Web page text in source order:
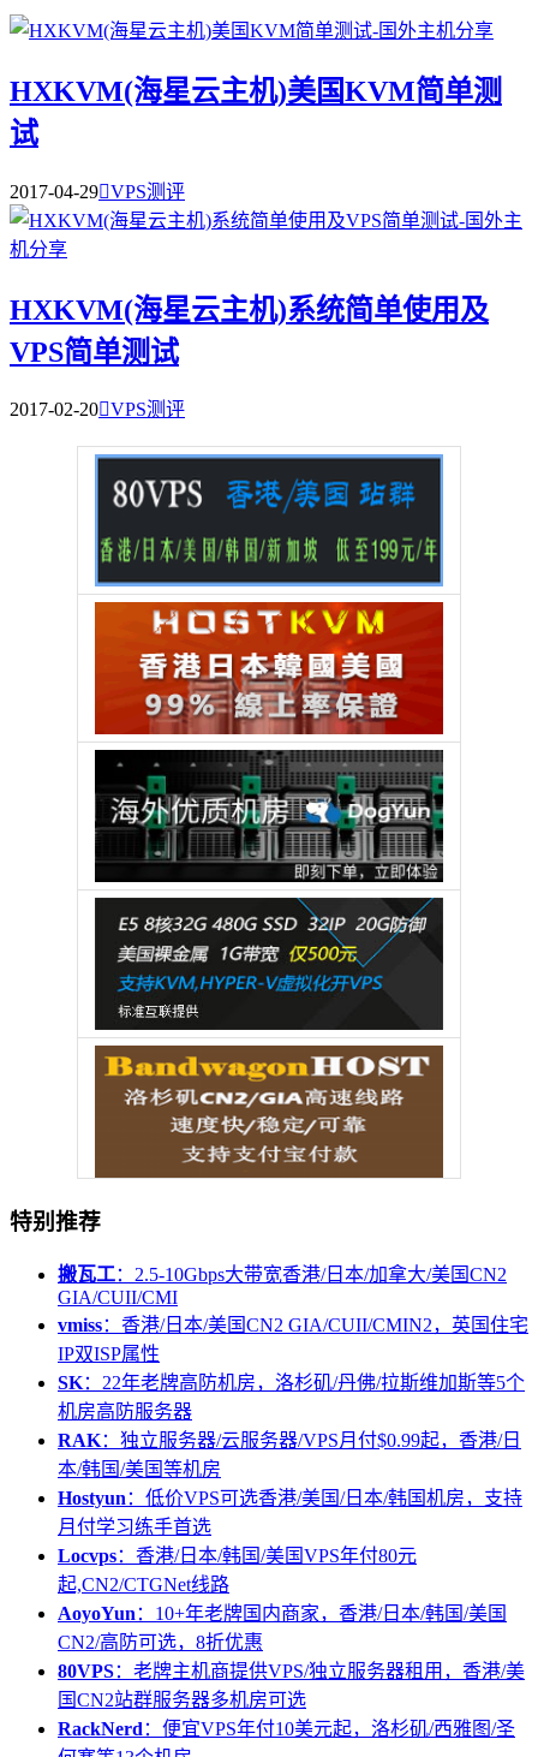
HXKVM(海星云主机)美国KVM简单测
试
2017-04-29VPS测评
HXKVM(海星云主机)系统简单使用及
VPS简单测试
2017-02-20VPS测评
特别推荐
搬瓦工：2.5-10Gbps大带宽香港/日本/加拿大/美国CN2
GIA/CUII/CMI
vmiss：香港/日本/美国CN2 GIA/CUII/CMIN2，英国住宅
IP双ISP属性
SK：22年老牌高防机房，洛杉矶/丹佛/拉斯维加斯等5个
机房高防服务器
RAK：独立服务器/云服务器/VPS月付$0.99起，香港/日
本/韩国/美国等机房
Hostyun ：低价VPS可选香港/美国/日本/韩国机房，支持
月付学习练手首选
Locvps：香港/日本/韩国/美国VPS年付80元
起,CN2/CTGNet线路
AoyoYun ：10+年老牌国内商家，香港/日本/韩国/美国
CN2/高防可选，8折优惠
80VPS：老牌主机商提供VPS/独立服务器租用，香港/美
国CN2站群服务器多机房可选
RackNerd ：便宜VPS年付10美元起，洛杉矶/西雅图/圣